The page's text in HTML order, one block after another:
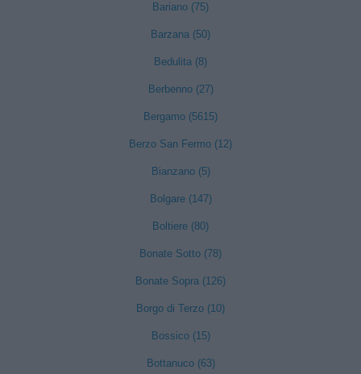
Bariano (75)
Barzana (50)
Bedulita (8)
Berbenno (27)
Bergamo (5615)
Berzo San Fermo (12)
Bianzano (5)
Bolgare (147)
Boltiere (80)
Bonate Sotto (78)
Bonate Sopra (126)
Borgo di Terzo (10)
Bossico (15)
Bottanuco (63)